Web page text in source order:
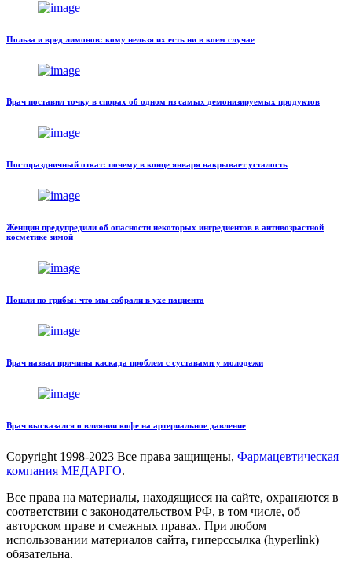
Польза и вред лимонов: кому нельзя их есть ни в коем случае
Врач поставил точку в спорах об одном из самых демонизируемых продуктов
Постпраздничный откат: почему в конце января накрывает усталость
Женщин предупредили об опасности некоторых ингредиентов в антивозрастной
косметике зимой
Пошли по грибы: что мы собрали в ухе пациента
Врач назвал причины каскада проблем с суставами у молодежи
Врач высказался о влиянии кофе на артериальное давление
Copyright 1998-2023 Все права защищены, Фармацевтическая
компания МЕДАРГО.
Все права на материалы, находящиеся на сайте, охраняются в
соответствии с законодательством РФ, в том числе, об
авторском праве и смежных правах. При любом
использовании материалов сайта, гиперссылка (hyperlink)
обязательна.